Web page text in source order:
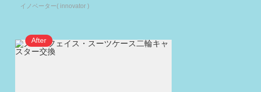
イノベーター( innovator )